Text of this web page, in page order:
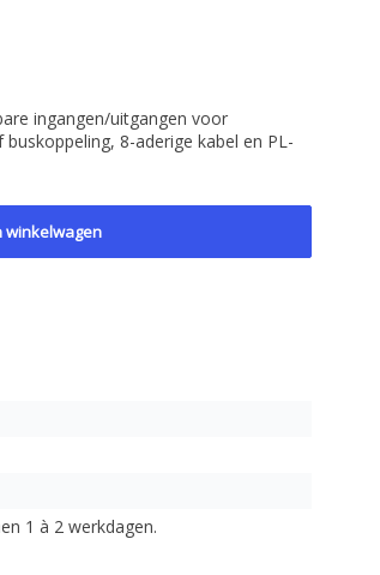
ingangen/uitgangen voor
8-aderige kabel en PL-
winkelwagen
1 à 2 werkdagen.